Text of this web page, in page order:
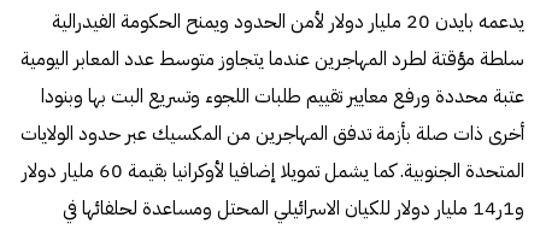
يدعمه بايدن 20 مليار دولار لأمن الحدود ويمنح الحكومة الفيدرالية
سلطة مؤقتة لطرد المهاجرين عندما يتجاوز متوسط عدد المعابر اليومية
عتبة محددة ورفع معايير تقييم طلبات اللجوء وتسريع البت بها وبنودا
أخرى ذات صلة بأزمة تدفق المهاجرين من المكسيك عبر حدود الولايات
المتحدة الجنوبية. كما يشمل تمويلا إضافيا لأوكرانيا بقيمة 60 مليار دولار
و1ر14 مليار دولار للكيان الاسرائيلي المحتل ومساعدة لحلفائها في